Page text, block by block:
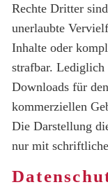
Rechte Dritter
unerlaubte
Inhalte oder
strafbar.
Downloads für
kommerziellen
Die Darstellung
nur mit